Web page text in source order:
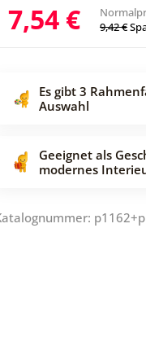
7,54 €
9,42 €
Es gibt 3
Auswahl
Geeignet als
modernes